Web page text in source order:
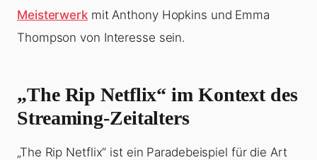
Meisterwerkmit Anthony Hopkins und Emma
Thompson von Interesse sein.
„The Rip Netflix“ im Kontext des
Streaming-Zeitalters
„The Rip Netflix“ ist ein Paradebeispiel für die Art